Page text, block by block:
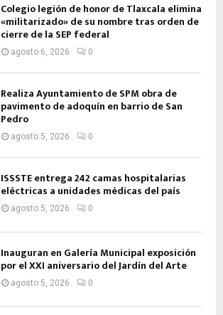
Colegio legión de honor de Tlaxcala elimina
«militarizado» de su nombre tras orden de
cierre de la SEP federal
agosto 6, 2026 0
Realiza Ayuntamiento de SPM obra de
pavimento de adoquín en barrio de San
Pedro
agosto 5, 2026 0
ISSSTE entrega 242 camas hospitalarias
eléctricas a unidades médicas del país
agosto 5, 2026 0
Inauguran en Galería Municipal exposición
por el XXI aniversario del Jardín del Arte
agosto 5, 2026 0